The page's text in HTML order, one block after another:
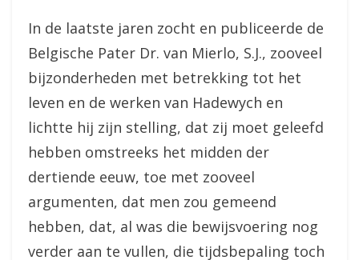
In de laatste jaren zocht en publiceerde de
Belgische Pater Dr. van Mierlo, S.J., zooveel
bijzonderheden met betrekking tot het
leven en de werken van Hadewych en
lichtte hij zijn stelling, dat zij moet geleefd
hebben omstreeks het midden der
dertiende eeuw, toe met zooveel
argumenten, dat men zou gemeend
hebben, dat, al was die bewijsvoering nog
verder aan te vullen, die tijdsbepaling toch